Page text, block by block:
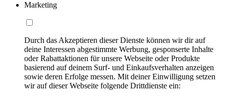
Marketing
Durch das Akzeptieren dieser Dienste können wir dir auf
deine Interessen abgestimmte Werbung, gesponserte Inhalte
oder Rabattaktionen für unsere Webseite oder Produkte
basierend auf deinem Surf- und Einkaufsverhalten anzeigen
sowie deren Erfolge messen. Mit deiner Einwilligung setzen
wir auf dieser Webseite folgende Drittdienste ein: